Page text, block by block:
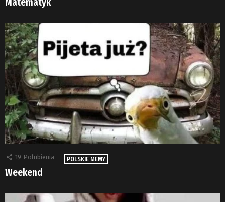
Matematyk
19 Polubienia POLSKIE MEMY
Weekend